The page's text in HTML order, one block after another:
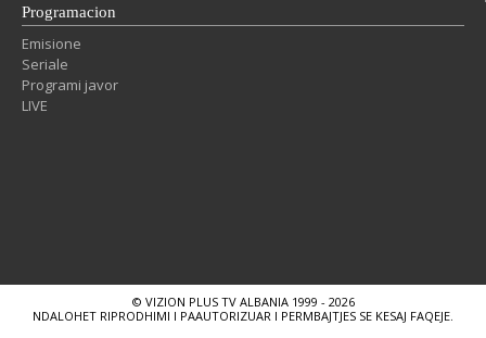
Programacion
Emisione
Seriale
Programi javor
LIVE
© VIZION PLUS TV ALBANIA 1999 - 2026
NDALOHET RIPRODHIMI I PAAUTORIZUAR I PERMBAJTJES SE KESAJ FAQEJE.